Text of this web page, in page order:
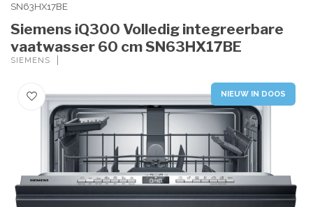
SN63HX17BE
Siemens iQ300 Volledig integreerbare
vaatwasser 60 cm SN63HX17BE
SIEMENS
NIEUW IN DOOS